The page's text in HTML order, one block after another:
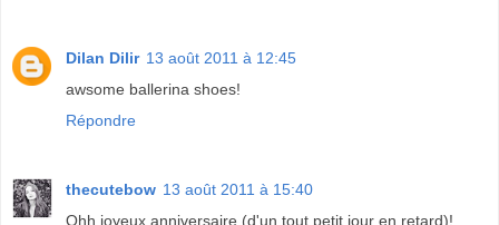
Dilan Dilir 13 août 2011 à 12:45
awsome ballerina shoes!
Répondre
thecutebow 13 août 2011 à 15:40
Ohh joyeux anniversaire (d'un tout petit jour en retard)!